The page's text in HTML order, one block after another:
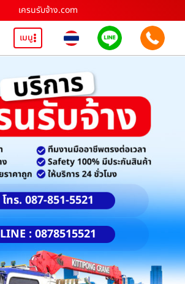
เครนรับจ้าง.com
เมนู
โทร. 087-851-5521
LINE : 0878515521